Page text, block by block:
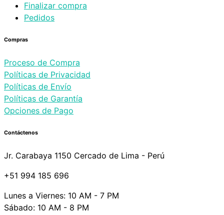
Finalizar compra
Pedidos
Compras
Proceso de Compra
Políticas de Privacidad
Políticas de Envío
Políticas de Garantía
Opciones de Pago
Contáctenos
Jr. Carabaya 1150 Cercado de Lima - Perú
+51 994 185 696
Lunes a Viernes: 10 AM - 7 PM
Sábado: 10 AM - 8 PM